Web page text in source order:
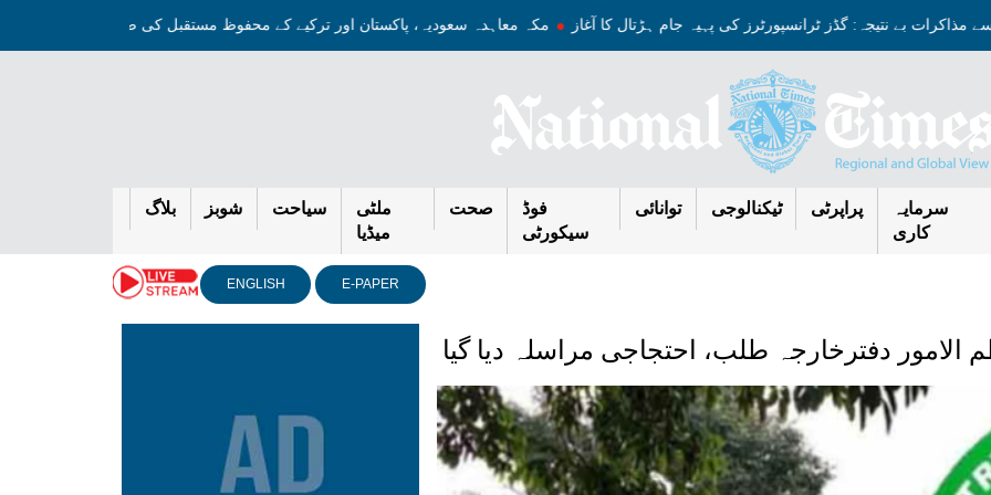
سے مذاکرات بے نتیجہ: گڈز ٹرانسپورٹرز کی پہیہ جام ہڑتال کا آغاز مکہ معاہدہ سعودیہ، پاکستان اور ترکیے کے محفوظ مستقبل کی ضمانت ہے:
سرمایہ
کاری
پراپرٹی ٹیکنالوجی توانائی
فوڈ
سیکورٹی
صحت
ملٹی
میڈیا
سیاحت شوبز بلاگ
E-PAPER
ENGLISH
دفترخارجہ طلب، احتجاجی مراسلہ دیا گیا